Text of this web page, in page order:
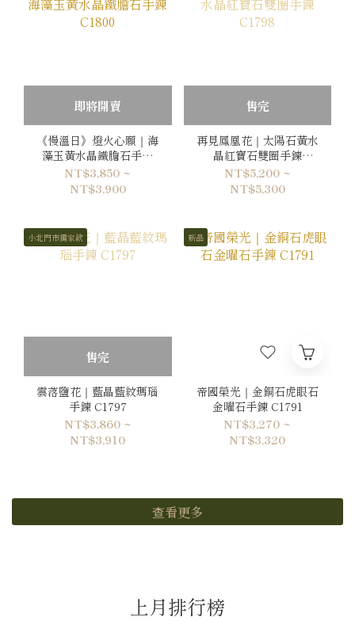
即將開賣
《慢溫日》燈火心願｜海
藻玉黃水晶鐵膽石手鍊
C1800
NT$3,850 ~
NT$3,900
售完
再見鳳凰花｜太陽石黃水
晶紅寶石雙圈手鍊
C1798
NT$5,200 ~
NT$5,300
小北門市獨家款
售完
雲落鹽花｜藍晶藍紋瑪瑙
手鍊 C1797
NT$3,860 ~
NT$3,910
新品
帝國榮光｜金銅石虎眼石
金曜石手鍊 C1791
NT$3,270 ~
NT$3,320
查看更多
上月排行榜